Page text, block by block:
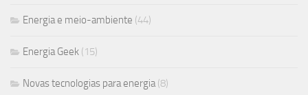
Energia e meio-ambiente (44)
Energia Geek (15)
Novas tecnologias para energia(8)